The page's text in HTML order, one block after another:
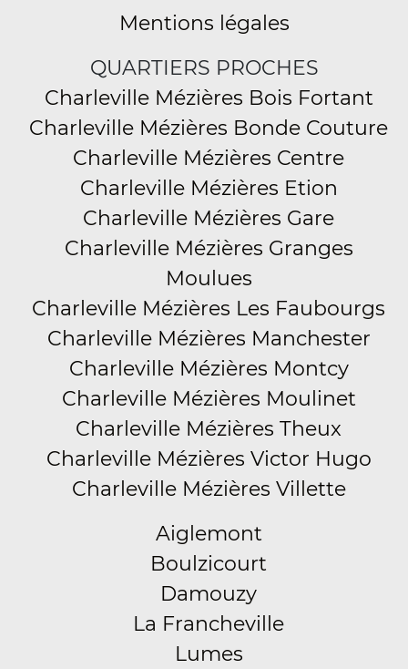
Mentions légales
QUARTIERS PROCHES
Charleville Mézières Bois Fortant
Charleville Mézières Bonde Couture
Charleville Mézières Centre
Charleville Mézières Etion
Charleville Mézières Gare
Charleville Mézières Granges
Moulues
Charleville Mézières Les Faubourgs
Charleville Mézières Manchester
Charleville Mézières Montcy
Charleville Mézières Moulinet
Charleville Mézières Theux
Charleville Mézières Victor Hugo
Charleville Mézières Villette
Aiglemont
Boulzicourt
Damouzy
La Francheville
Lumes